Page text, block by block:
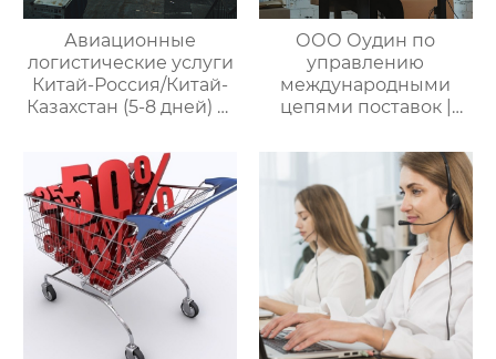
Авиационные
логистические услуги
Китай-Россия/Китай-
Казахстан (5-8 дней) —
управлению
международными
цепями поставок
ООО Оудин по
управлению
международными
цепями поставок |
услуги
посреднических
закупок Китай-Россия:
комплексное
решение ваших
трансграничных задач